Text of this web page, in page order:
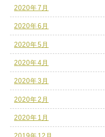
2020年7月
2020年6月
2020年5月
2020年4月
2020年3月
2020年2月
2020年1月